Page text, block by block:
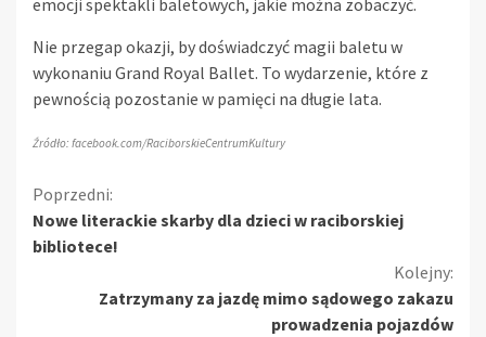
emocji spektakli baletowych, jakie można zobaczyć.
Nie przegap okazji, by doświadczyć magii baletu w
wykonaniu Grand Royal Ballet. To wydarzenie, które z
pewnością pozostanie w pamięci na długie lata.
Źródło: facebook.com/RaciborskieCentrumKultury
Kontynuuj
czytanie
Poprzedni:
Nowe literackie skarby dla dzieci w raciborskiej
bibliotece!
Kolejny:
Zatrzymany za jazdę mimo sądowego zakazu
prowadzenia pojazdów